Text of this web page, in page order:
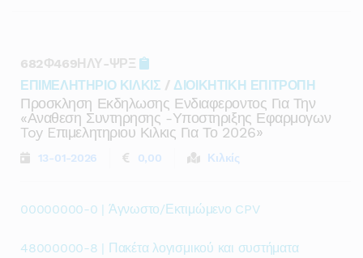
682Φ469ΗΛΥ-ΨΡΞ
ΕΠΙΜΕΛΗΤΗΡΙΟ ΚΙΛΚΙΣ / ΔΙΟΙΚΗΤΙΚΗ ΕΠΙΤΡΟΠΗ
Προσκληση Εκδηλωσης Ενδιαφεροντος Για Την
«αναθεση Συντηρησης -υποστηριξης Εφαρμογων
Toy Eπιμελητηριου Κιλκις Για Το 2026»
13-01-2026 0,00 Κιλκίς
00000000-0 | Άγνωστο/Εκτιμώμενο CPV
48000000-8 | Πακέτα λογισμικού και συστήματα